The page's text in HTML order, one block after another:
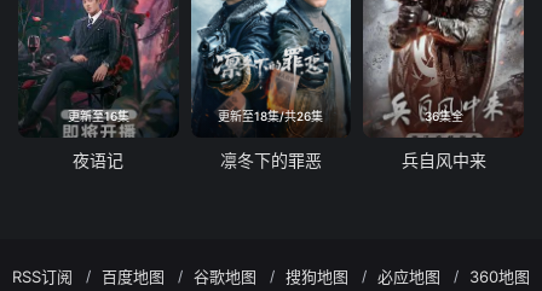
更新至16集
夜语记
更新至18集/共26集
凛冬下的罪恶
36集全
兵自风中来
RSS订阅 百度地图 谷歌地图 搜狗地图 必应地图 360地图